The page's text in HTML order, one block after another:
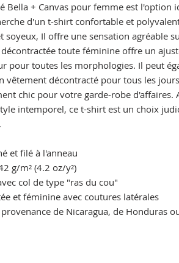
Bella + Canvas pour femme est l'option
d'un t-shirt confortable et
soyeux, Il offre une sensation agréable
toute féminine offre un
pour toutes les morphologies. Il peut
vêtement décontracté pour tous les
chic pour votre garde-robe d'affaires.
intemporel, ce t-shirt est un choix
et filé à l'anneau
g/m² (4.2 oz/y²)
col de type "ras du cou"
et féminine avec coutures latérales
de Nicaragua, de Honduras